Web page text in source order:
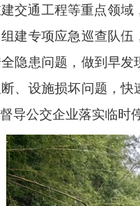
交通工程等重点领
建专项应急巡查队
隐患问题，做到早
、设施损坏问题，
导公交企业落实临时